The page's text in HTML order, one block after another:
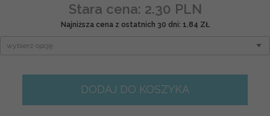
Stara cena: 2.30 PLN
Najniższa cena z ostatnich 30 dni: 1.84 ZŁ
DODAJ DO KOSZYKA